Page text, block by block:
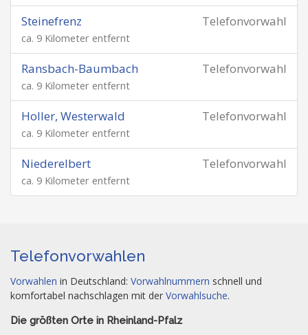
Telefonvorwahl
Steinefrenz
ca. 9 Kilometer entfernt
Telefonvorwahl
Ransbach-Baumbach
ca. 9 Kilometer entfernt
Telefonvorwahl
Holler, Westerwald
ca. 9 Kilometer entfernt
Telefonvorwahl
Niederelbert
ca. 9 Kilometer entfernt
Telefonvorwahlen
Vorwahlen in Deutschland: Vorwahlnummern schnell und
komfortabel nachschlagen mit der Vorwahlsuche.
Die größten Orte in Rheinland-Pfalz